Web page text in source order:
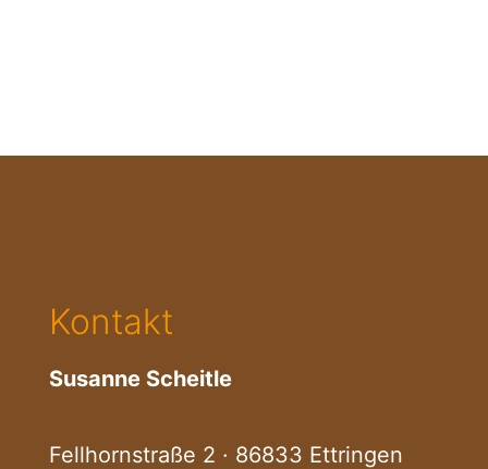
Kontakt
Susanne Scheitle
Fellhornstraße 2 · 86833 Ettringen